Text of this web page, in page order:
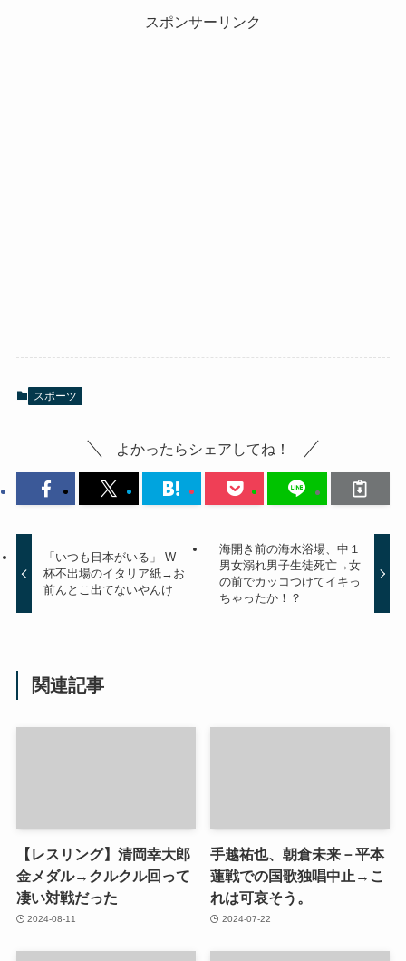
スポンサーリンク
スポーツ
よかったらシェアしてね！
「いつも日本がいる」 W
杯不出場のイタリア紙→お
前んとこ出てないやんけ
海開き前の海水浴場、中１
男女溺れ男子生徒死亡→女
の前でカッコつけてイキっ
ちゃったか！？
関連記事
【レスリング】清岡幸大郎
金メダル→クルクル回って
凄い対戦だった
2024-08-11
手越祐也、朝倉未来－平本
蓮戦での国歌独唱中止→こ
れは可哀そう。
2024-07-22